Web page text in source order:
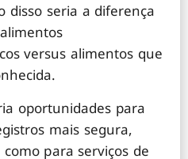
disso seria a diferença
versus alimentos que
oportunidades para
mais segura,
para serviços de